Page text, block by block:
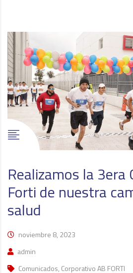
Realizamos la 3era
Forti de nuestra
salud
noviembre 8, 2023
admin
Comunicados, Corporativo AB FORTI